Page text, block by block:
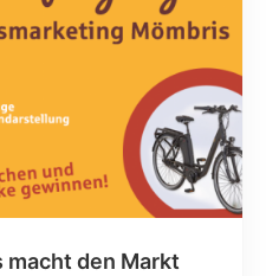
macht den Markt